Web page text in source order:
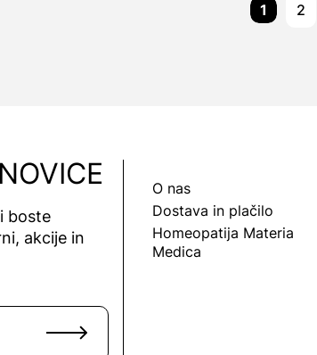
1 2
boste
akcije in
O nas
Dostava in plačilo
Homeopatija Materia
Medica